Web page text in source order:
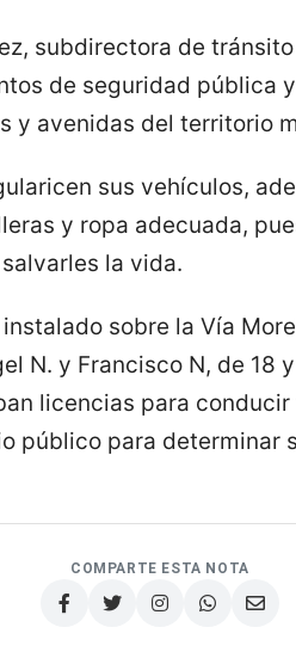
subdirectora de
de seguridad pública
y avenidas del territorio
sus vehículos,
y ropa adecuada,
la vida.
sobre la Vía
N. y Francisco N, de 18
licencias para
público para determinar
COMPARTE ESTA NOTA